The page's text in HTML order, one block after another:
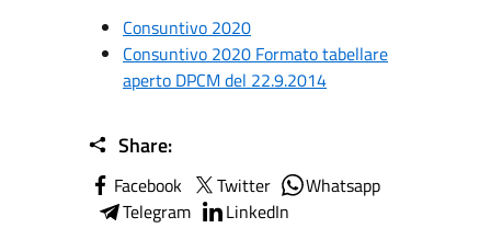
Consuntivo 2020
Consuntivo 2020 Formato tabellare
aperto DPCM del 22.9.2014
Share:
Facebook Twitter
Whatsapp
Telegram
LinkedIn